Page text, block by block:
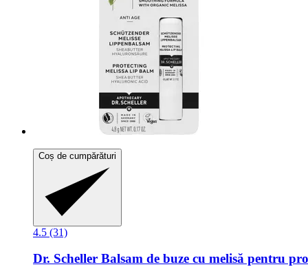
Coș de cumpărături
4.5 (31)
Dr. Scheller Balsam de buze cu melisă pentru